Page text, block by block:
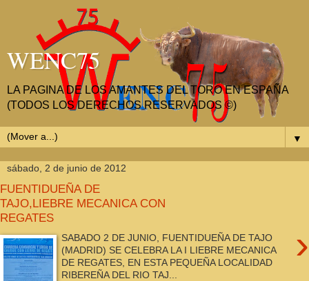
WENC75
LA PAGINA DE LOS AMANTES DEL TORO EN ESPAÑA
(TODOS LOS DERECHOS RESERVADOS ©)
▼
sábado, 2 de junio de 2012
FUENTIDUEÑA DE
TAJO,LIEBRE MECANICA CON
REGATES
›
SABADO 2 DE JUNIO, FUENTIDUEÑA DE TAJO
(MADRID) SE CELEBRA LA I LIEBRE MECANICA
DE REGATES, EN ESTA PEQUEÑA LOCALIDAD
RIBEREÑA DEL RIO TAJ...